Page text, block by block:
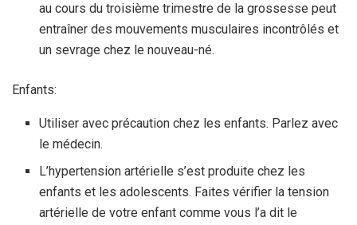
au cours du troisième trimestre de la grossesse peut
entraîner des mouvements musculaires incontrôlés et
un sevrage chez le nouveau-né.
Enfants:
Utiliser avec précaution chez les enfants. Parlez avec
le médecin.
L’hypertension artérielle s’est produite chez les
enfants et les adolescents. Faites vérifier la tension
artérielle de votre enfant comme vous l’a dit le